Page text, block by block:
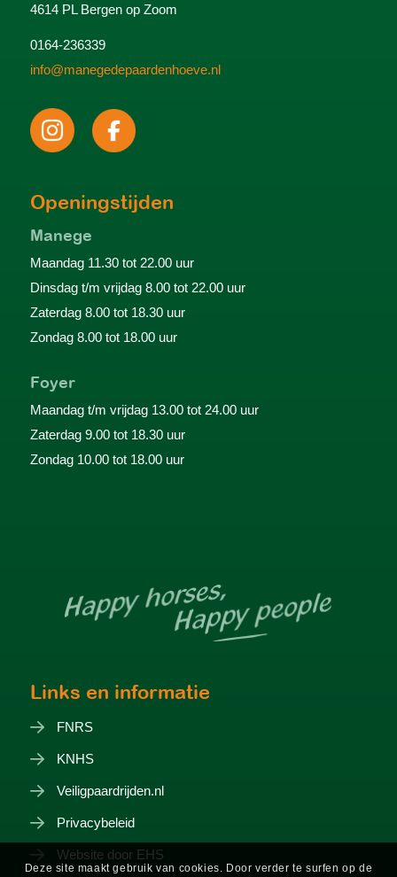
4614 PL Bergen op Zoom
0164-236339
info@manegedepaardenhoeve.nl
Openingstijden
Manege
Maandag 11.30 tot 22.00 uur
Dinsdag t/m vrijdag 8.00 tot 22.00 uur
Zaterdag 8.00 tot 18.30 uur
Zondag 8.00 tot 18.00 uur
Foyer
Maandag t/m vrijdag 13.00 tot 24.00 uur
Zaterdag 9.00 tot 18.30 uur
Zondag 10.00 tot 18.00 uur
Links en informatie
FNRS
KNHS
Veiligpaardrijden.nl
Privacybeleid
Website door EHS
Deze site maakt gebruik van cookies. Door verder te surfen op de